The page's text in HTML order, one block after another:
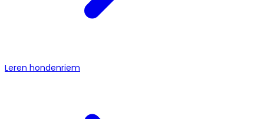
Leren hondenriem